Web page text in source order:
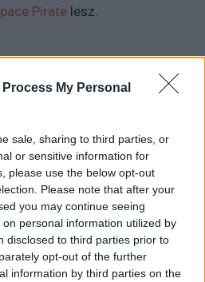
Process My Personal
sale, sharing to third parties, or
or sensitive information for
please use the below opt-out
Please note that after your
you may continue seeing
personal information utilized by
disclosed to third parties prior to
opt-out of the further
information by third parties on the
Pirate lesz.